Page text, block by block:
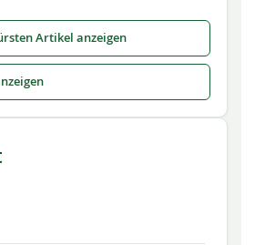
Artikel anzeigen